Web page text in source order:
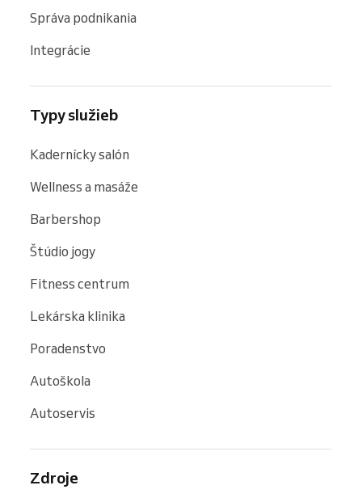
Správa podnikania
Integrácie
Typy služieb
Kadernícky salón
Wellness a masáže
Barbershop
Štúdio jogy
Fitness centrum
Lekárska klinika
Poradenstvo
Autoškola
Autoservis
Zdroje